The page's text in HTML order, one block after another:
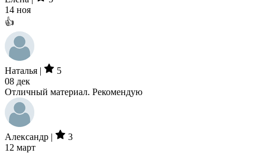
14 ноя
👍
Наталья |
5
08 дек
Отличный материал. Рекомендую
Александр |
3
12 март